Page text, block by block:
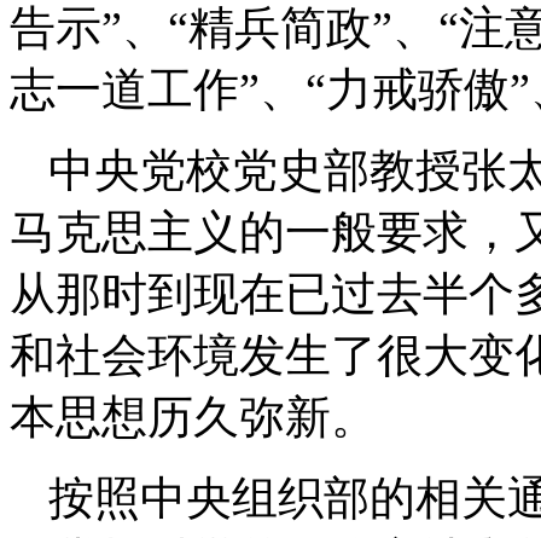
告示”、“精兵简政”、“注
志一道工作”、“力戒骄傲
中央党校党史部教授张
马克思主义的一般要求，
从那时到现在已过去半个
和社会环境发生了很大变
本思想历久弥新。
按照中央组织部的相关